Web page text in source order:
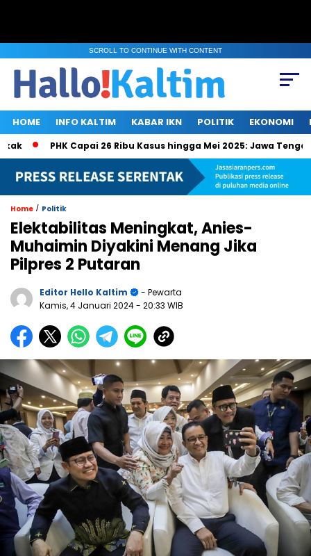
SCROLL TO CONTINUE WITH CONTENT
HOME INFO KALTIM KABAR IKN POLITIK EKONOMI
PHK Capai 26 Ribu Kasus hingga Mei 2025: Jawa Tengah,
Home / Politik
Elektabilitas Meningkat, Anies-
Muhaimin Diyakini Menang Jika
Pilpres 2 Putaran
Editor Hello Kaltim
- Pewarta
Kamis, 4 Januari 2024- 20:33 WIB